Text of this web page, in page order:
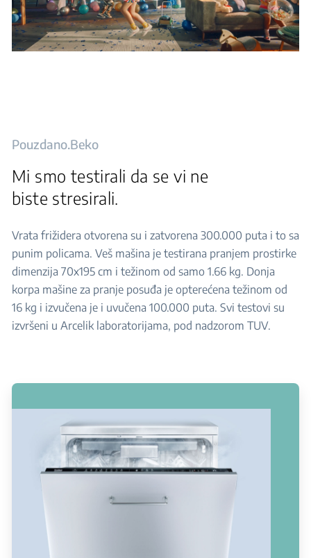
Pouzdano.Beko
Mi smo testirali da se vi ne
biste stresirali.
Vrata frižidera otvorena su i zatvorena 300.000 puta i to sa
punim policama. Veš mašina je testirana pranjem prostirke
dimenzija 70x195 cm i težinom od samo 1.66 kg. Donja
korpa mašine za pranje posuđa je opterećena težinom od
16 kg i izvučena je i uvučena 100.000 puta. Svi testovi su
izvršeni u Arcelik laboratorijama, pod nadzorom TUV.